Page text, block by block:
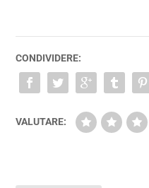
CONDIVIDERE:
VALUTARE: